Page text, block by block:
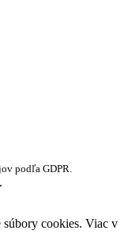
podľa GDPR.
súbory cookies. Viac v